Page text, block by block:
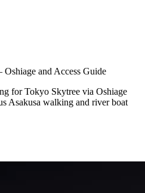
and Access Guide
for Tokyo Skytree via Oshiage
Asakusa walking and river boat